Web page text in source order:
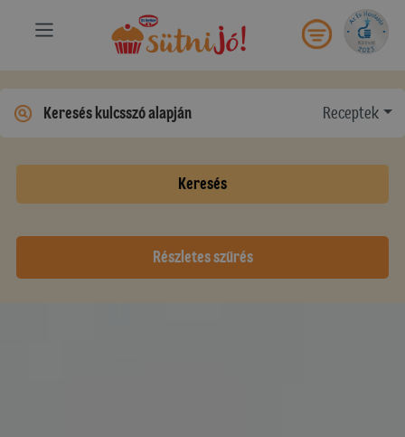
Receptek
Keresés
Részletes szűrés